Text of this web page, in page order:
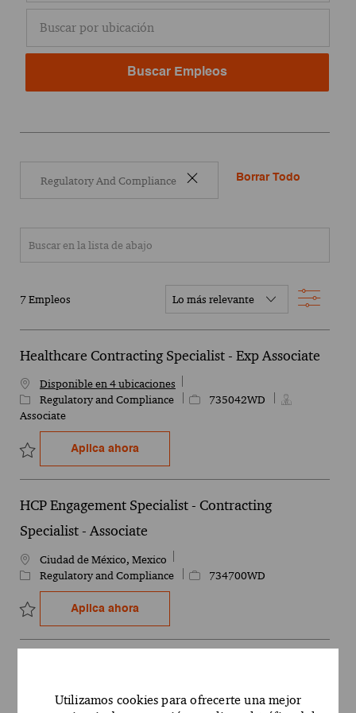
Utilizamos cookies para ofrecerte una mejor
Buscar Empleos
Regulatory And Compliance Borrar Todo
7Empleos Filtro
Healthcare Contracting Specialist - Exp Associate
Disponible en 4 ubicaciones
Categoría
Regulatory and Compliance Id. del empleo
735042WD
Associate
Guardar Healthcare Contracting Specialist - Exp Associate
Aplica ahoraHealthcare Contracting Specialist - Exp
HCP Engagement Specialist - Contracting
Specialist - Associate
Ubicación
Ciudad de México, Mexico
Categoría
Regulatory and Compliance Id. del empleo
734700WD
Guardar HCP Engagement Specialist - Contracting Specialist -
Aplica ahoraHCP Engagement Specialist -
Specialist - Associate